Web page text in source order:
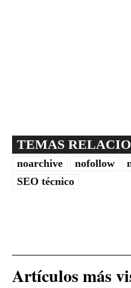
TEMAS
noarchive
nofollow
SEO técnico
Artículos más